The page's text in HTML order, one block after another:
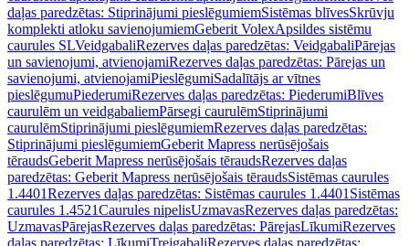
daļas paredzētas: Stiprinājumi pieslēgumiemSistēmas blīvesSkrūvju
komplekti atloku savienojumiemGeberit VolexApsildes sistēmu
caurules SLVeidgabaliRezerves daļas paredzētas: VeidgabaliPārejas
un savienojumi, atvienojamiRezerves daļas paredzētas: Pārejas un
savienojumi, atvienojamiPieslēgumiSadalītājs ar vītnes
pieslēgumuPiederumiRezerves daļas paredzētas: PiederumiBlīves
caurulēm un veidgabaliemPārsegi caurulēmStiprinājumi
caurulēmStiprinājumi pieslēgumiemRezerves daļas paredzētas:
Stiprinājumi pieslēgumiemGeberit Mapress nerūsējošais
tēraudsGeberit Mapress nerūsējošais tēraudsRezerves daļas
paredzētas: Geberit Mapress nerūsējošais tēraudsSistēmas caurules
1.4401Rezerves daļas paredzētas: Sistēmas caurules 1.4401 Sistēmas
caurules 1.4521Caurules nipelisUzmavasRezerves daļas paredzētas:
UzmavasPārejasRezerves daļas paredzētas: PārejasLīkumiRezerves
daļas paredzētas: LīkumiTrejgabaliRezerves daļas paredzētas: